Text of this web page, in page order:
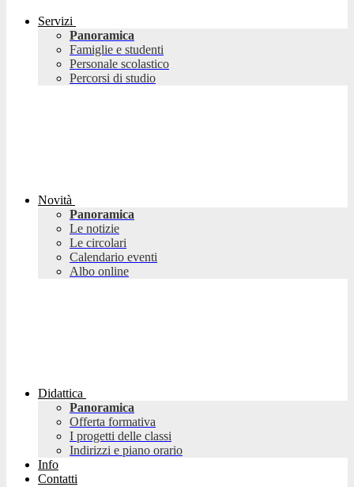
Servizi
Panoramica
Famiglie e studenti
Personale scolastico
Percorsi di studio
Novità
Panoramica
Le notizie
Le circolari
Calendario eventi
Albo online
Didattica
Panoramica
Offerta formativa
I progetti delle classi
Indirizzi e piano orario
Info
Contatti